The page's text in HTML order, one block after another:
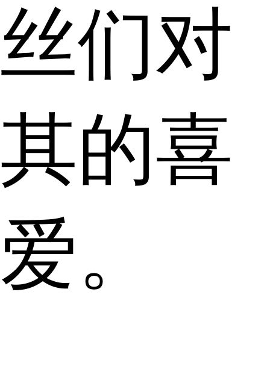
丝们对
其的喜
爱。